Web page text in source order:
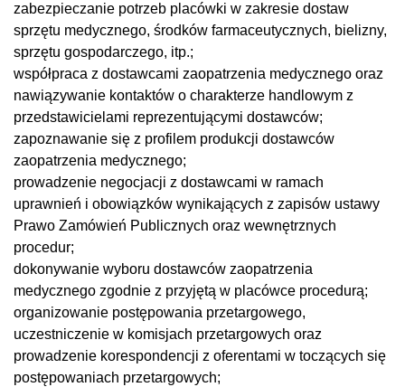
zabezpieczanie potrzeb placówki w zakresie dostaw
sprzętu medycznego, środków farmaceutycznych, bielizny,
sprzętu gospodarczego, itp.;
współpraca z dostawcami zaopatrzenia medycznego oraz
nawiązywanie kontaktów o charakterze handlowym z
przedstawicielami reprezentującymi dostawców;
zapoznawanie się z profilem produkcji dostawców
zaopatrzenia medycznego;
prowadzenie negocjacji z dostawcami w ramach
uprawnień i obowiązków wynikających z zapisów ustawy
Prawo Zamówień Publicznych oraz wewnętrznych
procedur;
dokonywanie wyboru dostawców zaopatrzenia
medycznego zgodnie z przyjętą w placówce procedurą;
organizowanie postępowania przetargowego,
uczestniczenie w komisjach przetargowych oraz
prowadzenie korespondencji z oferentami w toczących się
postępowaniach przetargowych;